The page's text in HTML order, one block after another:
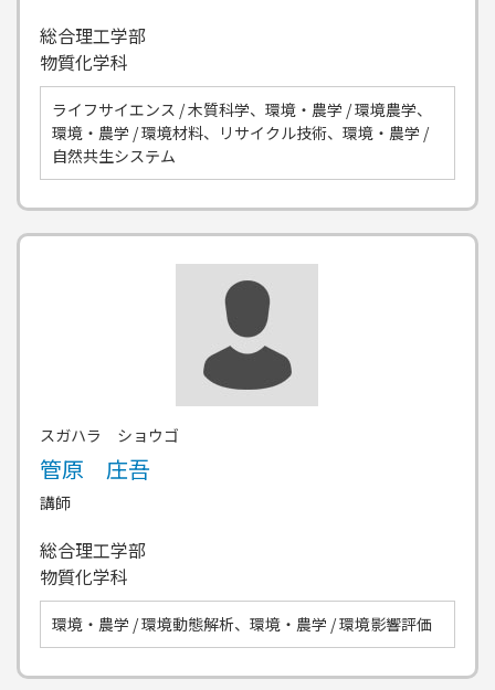
総合理工学部
物質化学科
ライフサイエンス / 木質科学、環境・農学 / 環境農学、
環境・農学 / 環境材料、リサイクル技術、環境・農学 /
自然共生システム
スガハラ ショウゴ
管原 庄吾
講師
総合理工学部
物質化学科
環境・農学 / 環境動態解析、環境・農学 / 環境影響評価